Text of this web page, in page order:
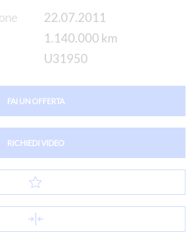
22.07.2011
1.140.000 km
U31950
FAI UN OFFERTA
RICHIEDI VIDEO